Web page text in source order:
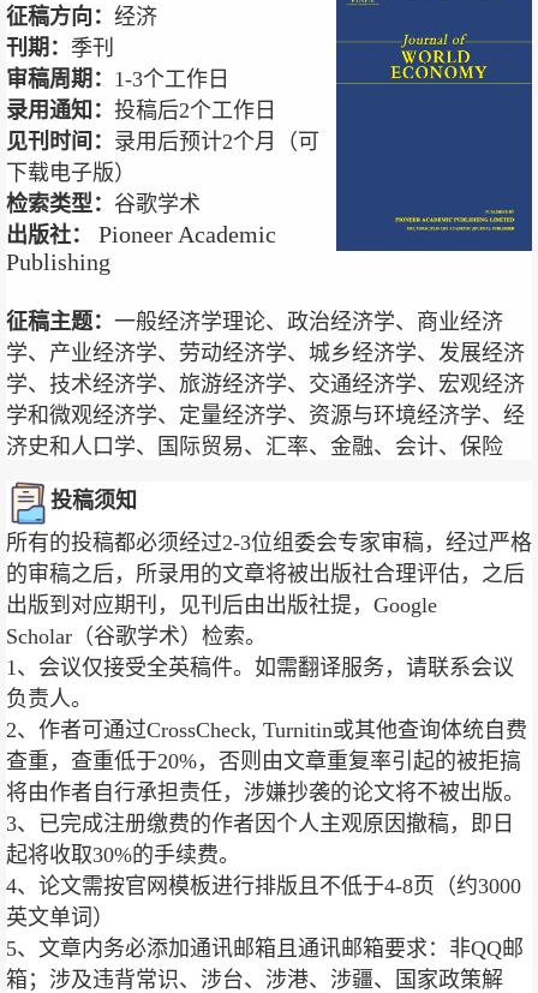
征稿方向： 经济
刊期： 季刊
审稿周期： 1-3个工作日
录用通知： 投稿后2个工作日
见刊时间： 录用后预计2个月（可
下载电子版）
检索类型： 谷歌学术
出版社：
Pioneer Academic
Publishing
征稿主题： 一般经济学理论、政治经济学、商业经济
学、产业经济学、劳动经济学、城乡经济学、发展经济
学、技术经济学、旅游经济学、交通经济学、宏观经济
学和微观经济学、定量经济学、资源与环境经济学、经
济史和人口学、国际贸易、汇率、金融、会计、保险
投稿须知
所有的投稿都必须经过2-3位组委会专家审稿，经过严格
的审稿之后，所录用的文章将被出版社合理评估，之后
出版到对应期刊，见刊后由出版社提，Google
Scholar（谷歌学术）检索。
1、会议仅接受全英稿件。如需翻译服务，请联系会议
负责人。
2、作者可通过CrossCheck, Turnitin或其他查询体统自费
查重，查重低于20%，否则由文章重复率引起的被拒搞
将由作者自行承担责任，涉嫌抄袭的论文将不被出版。
3、已完成注册缴费的作者因个人主观原因撤稿，即日
起将收取30%的手续费。
4、论文需按官网模板进行排版且不低于4-8页（约3000
英文单词）
5、文章内务必添加通讯邮箱且通讯邮箱要求：非QQ邮
箱；涉及违背常识、涉台、涉港、涉疆、国家政策解